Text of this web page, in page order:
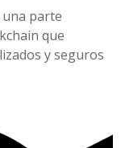
una parte
que
y seguros